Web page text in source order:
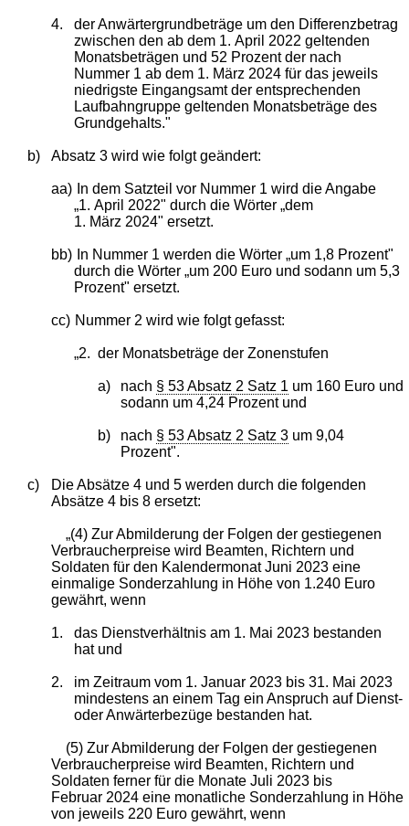
4.
der Anwärtergrundbeträge um den Differenzbetrag
zwischen den ab dem 1. April 2022 geltenden
Monatsbeträgen und 52 Prozent der nach
Nummer 1 ab dem 1. März 2024 für das jeweils
niedrigste Eingangsamt der entsprechenden
Laufbahngruppe geltenden Monatsbeträge des
Grundgehalts."
b) Absatz 3 wird wie folgt geändert:
aa)
In dem Satzteil vor Nummer 1 wird die Angabe
„1. April 2022" durch die Wörter „dem
1. März 2024" ersetzt.
bb)
In Nummer 1 werden die Wörter „um 1,8 Prozent"
durch die Wörter „um 200 Euro und sodann um 5,3
Prozent" ersetzt.
cc) Nummer 2 wird wie folgt gefasst:
„2. der Monatsbeträge der Zonenstufen
a) nach § 53 Absatz 2 Satz 1 um 160 Euro und
sodann um 4,24 Prozent und
b) nach § 53 Absatz 2 Satz 3 um 9,04
Prozent".
c)
Die Absätze 4 und 5 werden durch die folgenden
Absätze 4 bis 8 ersetzt:
„(4) Zur Abmilderung der Folgen der gestiegenen
Verbraucherpreise wird Beamten, Richtern und
Soldaten für den Kalendermonat Juni 2023 eine
einmalige Sonderzahlung in Höhe von 1.240 Euro
gewährt, wenn
1.
das Dienstverhältnis am 1. Mai 2023 bestanden
hat und
2.
im Zeitraum vom 1. Januar 2023 bis 31. Mai 2023
mindestens an einem Tag ein Anspruch auf Dienst-
oder Anwärterbezüge bestanden hat.
(5) Zur Abmilderung der Folgen der gestiegenen
Verbraucherpreise wird Beamten, Richtern und
Soldaten ferner für die Monate Juli 2023 bis
Februar 2024 eine monatliche Sonderzahlung in Höhe
von jeweils 220 Euro gewährt, wenn